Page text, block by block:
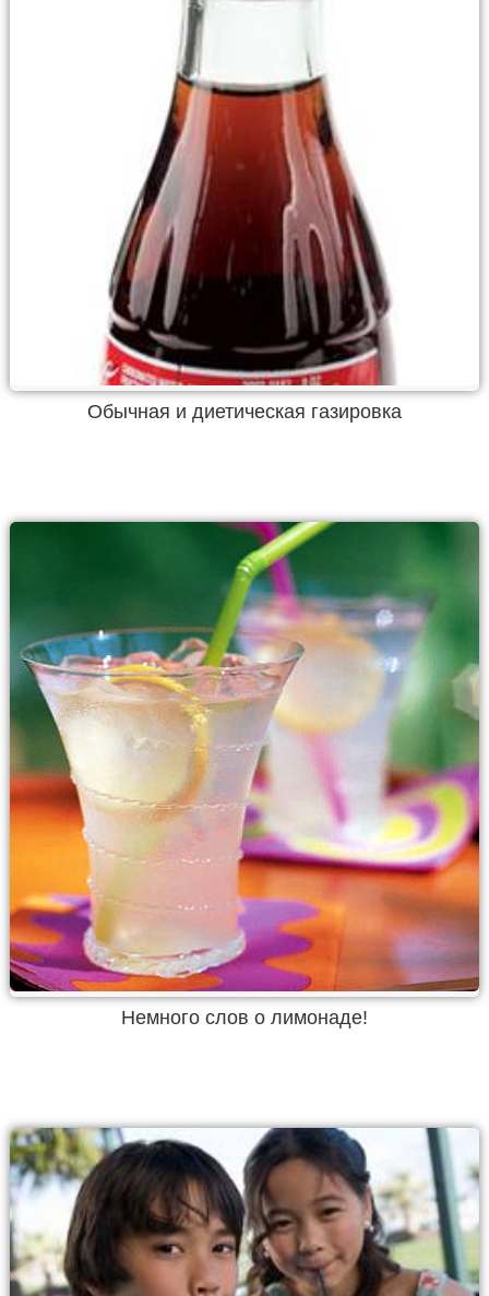
Обычная и диетическая газировка
Немного слов о лимонаде!